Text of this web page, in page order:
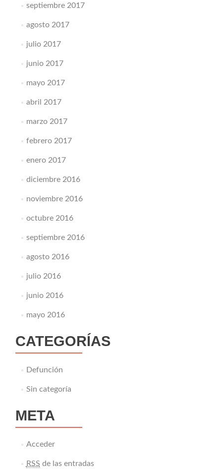
septiembre 2017
agosto 2017
julio 2017
junio 2017
mayo 2017
abril 2017
marzo 2017
febrero 2017
enero 2017
diciembre 2016
noviembre 2016
octubre 2016
septiembre 2016
agosto 2016
julio 2016
junio 2016
mayo 2016
CATEGORÍAS
Defunción
Sin categoría
META
Acceder
RSS de las entradas